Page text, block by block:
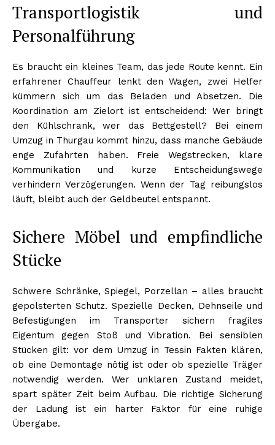
Transportlogistik und
Personalführung
Es braucht ein kleines Team, das jede Route kennt. Ein
erfahrener Chauffeur lenkt den Wagen, zwei Helfer
kümmern sich um das Beladen und Absetzen. Die
Koordination am Zielort ist entscheidend: Wer bringt
den Kühlschrank, wer das Bettgestell? Bei einem
Umzug in Thurgau kommt hinzu, dass manche Gebäude
enge Zufahrten haben. Freie Wegstrecken, klare
Kommunikation und kurze Entscheidungswege
verhindern Verzögerungen. Wenn der Tag reibungslos
läuft, bleibt auch der Geldbeutel entspannt.
Sichere Möbel und empfindliche
Stücke
Schwere Schränke, Spiegel, Porzellan – alles braucht
gepolsterten Schutz. Spezielle Decken, Dehnseile und
Befestigungen im Transporter sichern fragiles
Eigentum gegen Stoß und Vibration. Bei sensiblen
Stücken gilt: vor dem Umzug in Tessin Fakten klären,
ob eine Demontage nötig ist oder ob spezielle Träger
notwendig werden. Wer unklaren Zustand meidet,
spart später Zeit beim Aufbau. Die richtige Sicherung
der Ladung ist ein harter Faktor für eine ruhige
Übergabe.